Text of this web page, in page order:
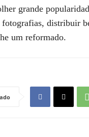
grande
distribuir
um reformado.